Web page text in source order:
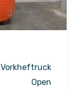
Vorkheftruck
Open